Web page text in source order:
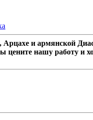
и армянской
цените нашу работу и